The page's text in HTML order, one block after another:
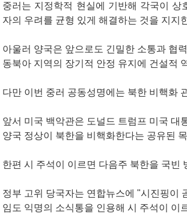
중러는 지정학적 현실에 기반해 각국이
자의 우려를 균형 있게 해결하는 것을 지지
아울러 양국은 앞으로도 긴밀한 소통과 협
동북아 지역의 장기적 안정 유지에 건설적
다만 이번 중러 공동성명에는 북한 비핵화
앞서 미국 백악관은 도널드 트럼프 미국 대
양국 정상이 북한을 비핵화한다는 공유된
한편 시 주석이 이르면 다음주 북한을 국빈
정부 고위 당국자는 연합뉴스에 "시진핑이
임도 익명의 소식통을 인용해 시 주석이 이